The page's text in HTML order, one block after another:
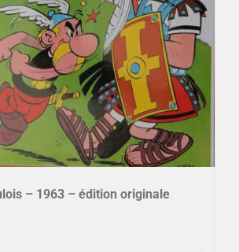
– 1963 – édition originale